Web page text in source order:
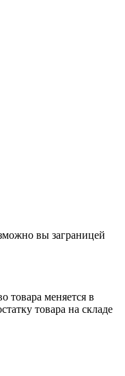
вы заграницей
товара меняется в
товара на складе